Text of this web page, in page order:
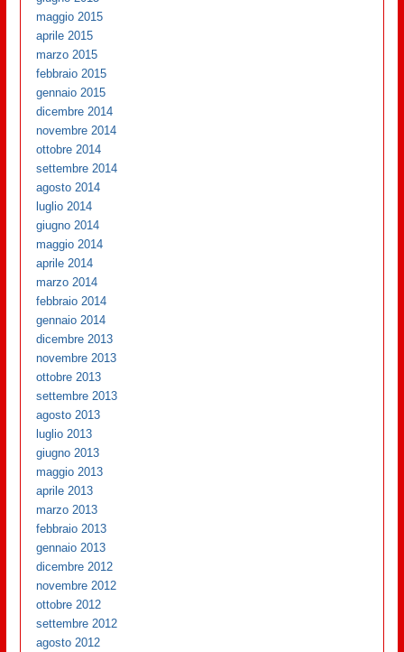
maggio 2015
aprile 2015
marzo 2015
febbraio 2015
gennaio 2015
dicembre 2014
novembre 2014
ottobre 2014
settembre 2014
agosto 2014
luglio 2014
giugno 2014
maggio 2014
aprile 2014
marzo 2014
febbraio 2014
gennaio 2014
dicembre 2013
novembre 2013
ottobre 2013
settembre 2013
agosto 2013
luglio 2013
giugno 2013
maggio 2013
aprile 2013
marzo 2013
febbraio 2013
gennaio 2013
dicembre 2012
novembre 2012
ottobre 2012
settembre 2012
agosto 2012